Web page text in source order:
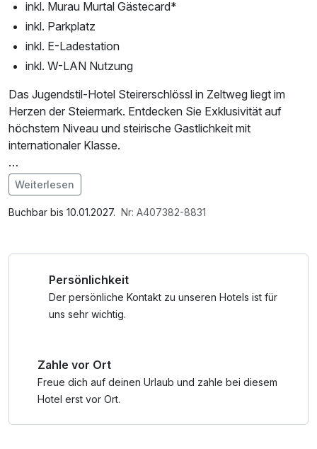
inkl. Murau Murtal Gästecard*
inkl. Parkplatz
inkl. E-Ladestation
inkl. W-LAN Nutzung
Das Jugendstil-Hotel Steirerschlössl in Zeltweg liegt im
Herzen der Steiermark. Entdecken Sie Exklusivität auf
höchstem Niveau und steirische Gastlichkeit mit
internationaler Klasse.
Die Suiten bieten Ihnen 60 bis 70 m² extravagante
Wohlfühlfläche. Es erwartet Sie entweder eine ebenerdige
Suite mit optisch getrenntem Wohn- und Schlafbereich
Der Schlafbereich ist mit einem 2,00 x 2,00 m großem
eine Oase aus Marmor und Glas. Spüren Sie das
einzigartige Flair der Jugendstilepoche verbunden mit
modernstem Hotelkomfort.
Im Angebot enthalten
1 Flasche Mineralwasser, Parkplatz, W-LAN Nutzung /
Weiterlesen
Buchbar bis 10.01.2027. Nr: A407382-8831
Persönlichkeit
Der persönliche Kontakt zu unseren Hotels ist für
uns sehr wichtig.
Zahle vor Ort
Freue dich auf deinen Urlaub und zahle bei diesem
Hotel erst vor Ort.